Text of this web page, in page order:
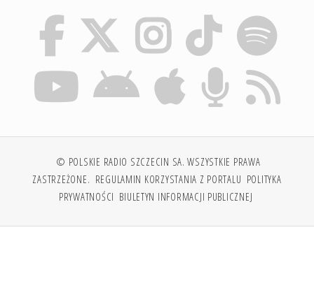
© POLSKIE RADIO SZCZECIN SA. WSZYSTKIE PRAWA
ZASTRZEŻONE. REGULAMIN KORZYSTANIA Z PORTALU POLITYKA
PRYWATNOŚCI BIULETYN INFORMACJI PUBLICZNEJ